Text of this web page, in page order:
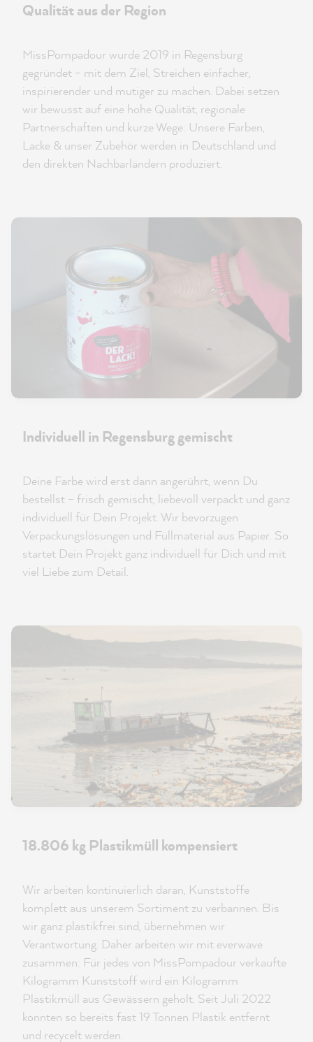
Qualität aus der Region
MissPompadour wurde 2019 in Regensburg
gegründet – mit dem Ziel, Streichen einfacher,
inspirierender und mutiger zu machen. Dabei setzen
wir bewusst auf eine hohe Qualität, regionale
Partnerschaften und kurze Wege: Unsere Farben,
Lacke & unser Zubehör werden in Deutschland und
den direkten Nachbarländern produziert.
Individuell in Regensburg gemischt
Deine Farbe wird erst dann angerührt, wenn Du
bestellst – frisch gemischt, liebevoll verpackt und ganz
individuell für Dein Projekt. Wir bevorzugen
Verpackungslösungen und Füllmaterial aus Papier. So
startet Dein Projekt ganz individuell für Dich und mit
viel Liebe zum Detail.
18.806 kg Plastikmüll kompensiert
Wir arbeiten kontinuierlich daran, Kunststoffe
komplett aus unserem Sortiment zu verbannen. Bis
wir ganz plastikfrei sind, übernehmen wir
Verantwortung. Daher arbeiten wir mit everwave
zusammen: Für jedes von MissPompadour verkaufte
Kilogramm Kunststoff wird ein Kilogramm
Plastikmüll aus Gewässern geholt. Seit Juli 2022
konnten so bereits fast 19 Tonnen Plastik entfernt
und recycelt werden.